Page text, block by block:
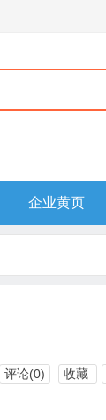
企业黄页
评论(0) 收藏